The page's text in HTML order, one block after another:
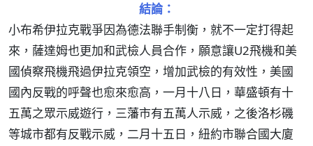
結論：
小布希伊拉克戰爭因為德法聯手制衡，就不一定打得起
來，薩達姆也更加和武檢人員合作，願意讓U2飛機和美
國偵察飛機飛過伊拉克領空，增加武檢的有效性，美國
國內反戰的呼聲也愈來愈高，一月十八日，華盛頓有十
五萬之眾示威遊行，三藩市有五萬人示威，之後洛杉磯
等城市都有反戰示威，二月十五日，紐約市聯合國大廈